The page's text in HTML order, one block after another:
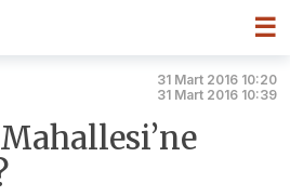
☰
31 Mart 2016 10:20
31 Mart 2016 10:39